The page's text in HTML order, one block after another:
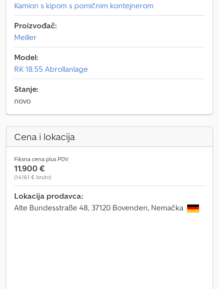
Kamion s kipom s pomičnim kontejnerom
Proizvođač:
Meiller
Model:
RK 18.55 Abrollanlage
Stanje:
novo
Cena i lokacija
Fiksna cena plus PDV
11.900 €
(14.161 € bruto)
Lokacija prodavca:
Alte Bundesstraße 48, 37120 Bovenden, Nemačka